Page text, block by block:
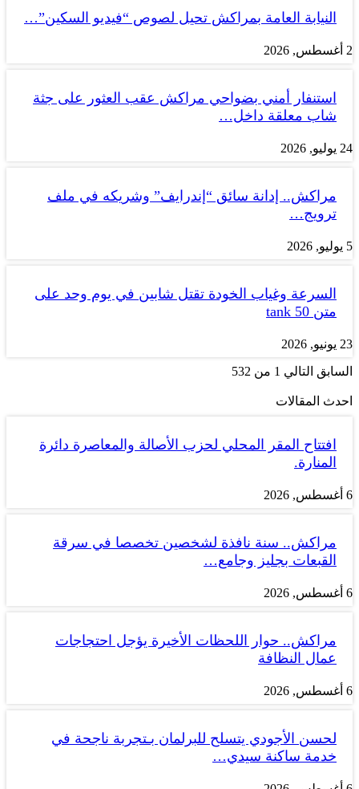
النيابة العامة بمراكش تحيل لصوص “فيديو السكين”…
2 أغسطس, 2026
استنفار أمني بضواحي مراكش عقب العثور على جثة
شاب معلقة داخل…
24 يوليو, 2026
مراكش.. إدانة سائق “إندرايف” وشريكه في ملف
ترويج…
5 يوليو, 2026
السرعة وغياب الخودة تقتل شابين في يوم وحد على
متن tank 50
23 يونيو, 2026
السابق التالي 1 من 532
احدث المقالات
افتتاح المقر المحلي لحزب الأصالة والمعاصرة دائرة
المنارة.
6 أغسطس, 2026
مراكش.. سنة نافذة لشخصين تخصصا في سرقة
القبعات بجليز وجامع…
6 أغسطس, 2026
مراكش.. حوار اللحظات الأخيرة يؤجل احتجاجات
عمال النظافة
6 أغسطس, 2026
لحسن الأجودي يتسلح للبرلمان بـتجربة ناجحة في
خدمة ساكنة سيدي…